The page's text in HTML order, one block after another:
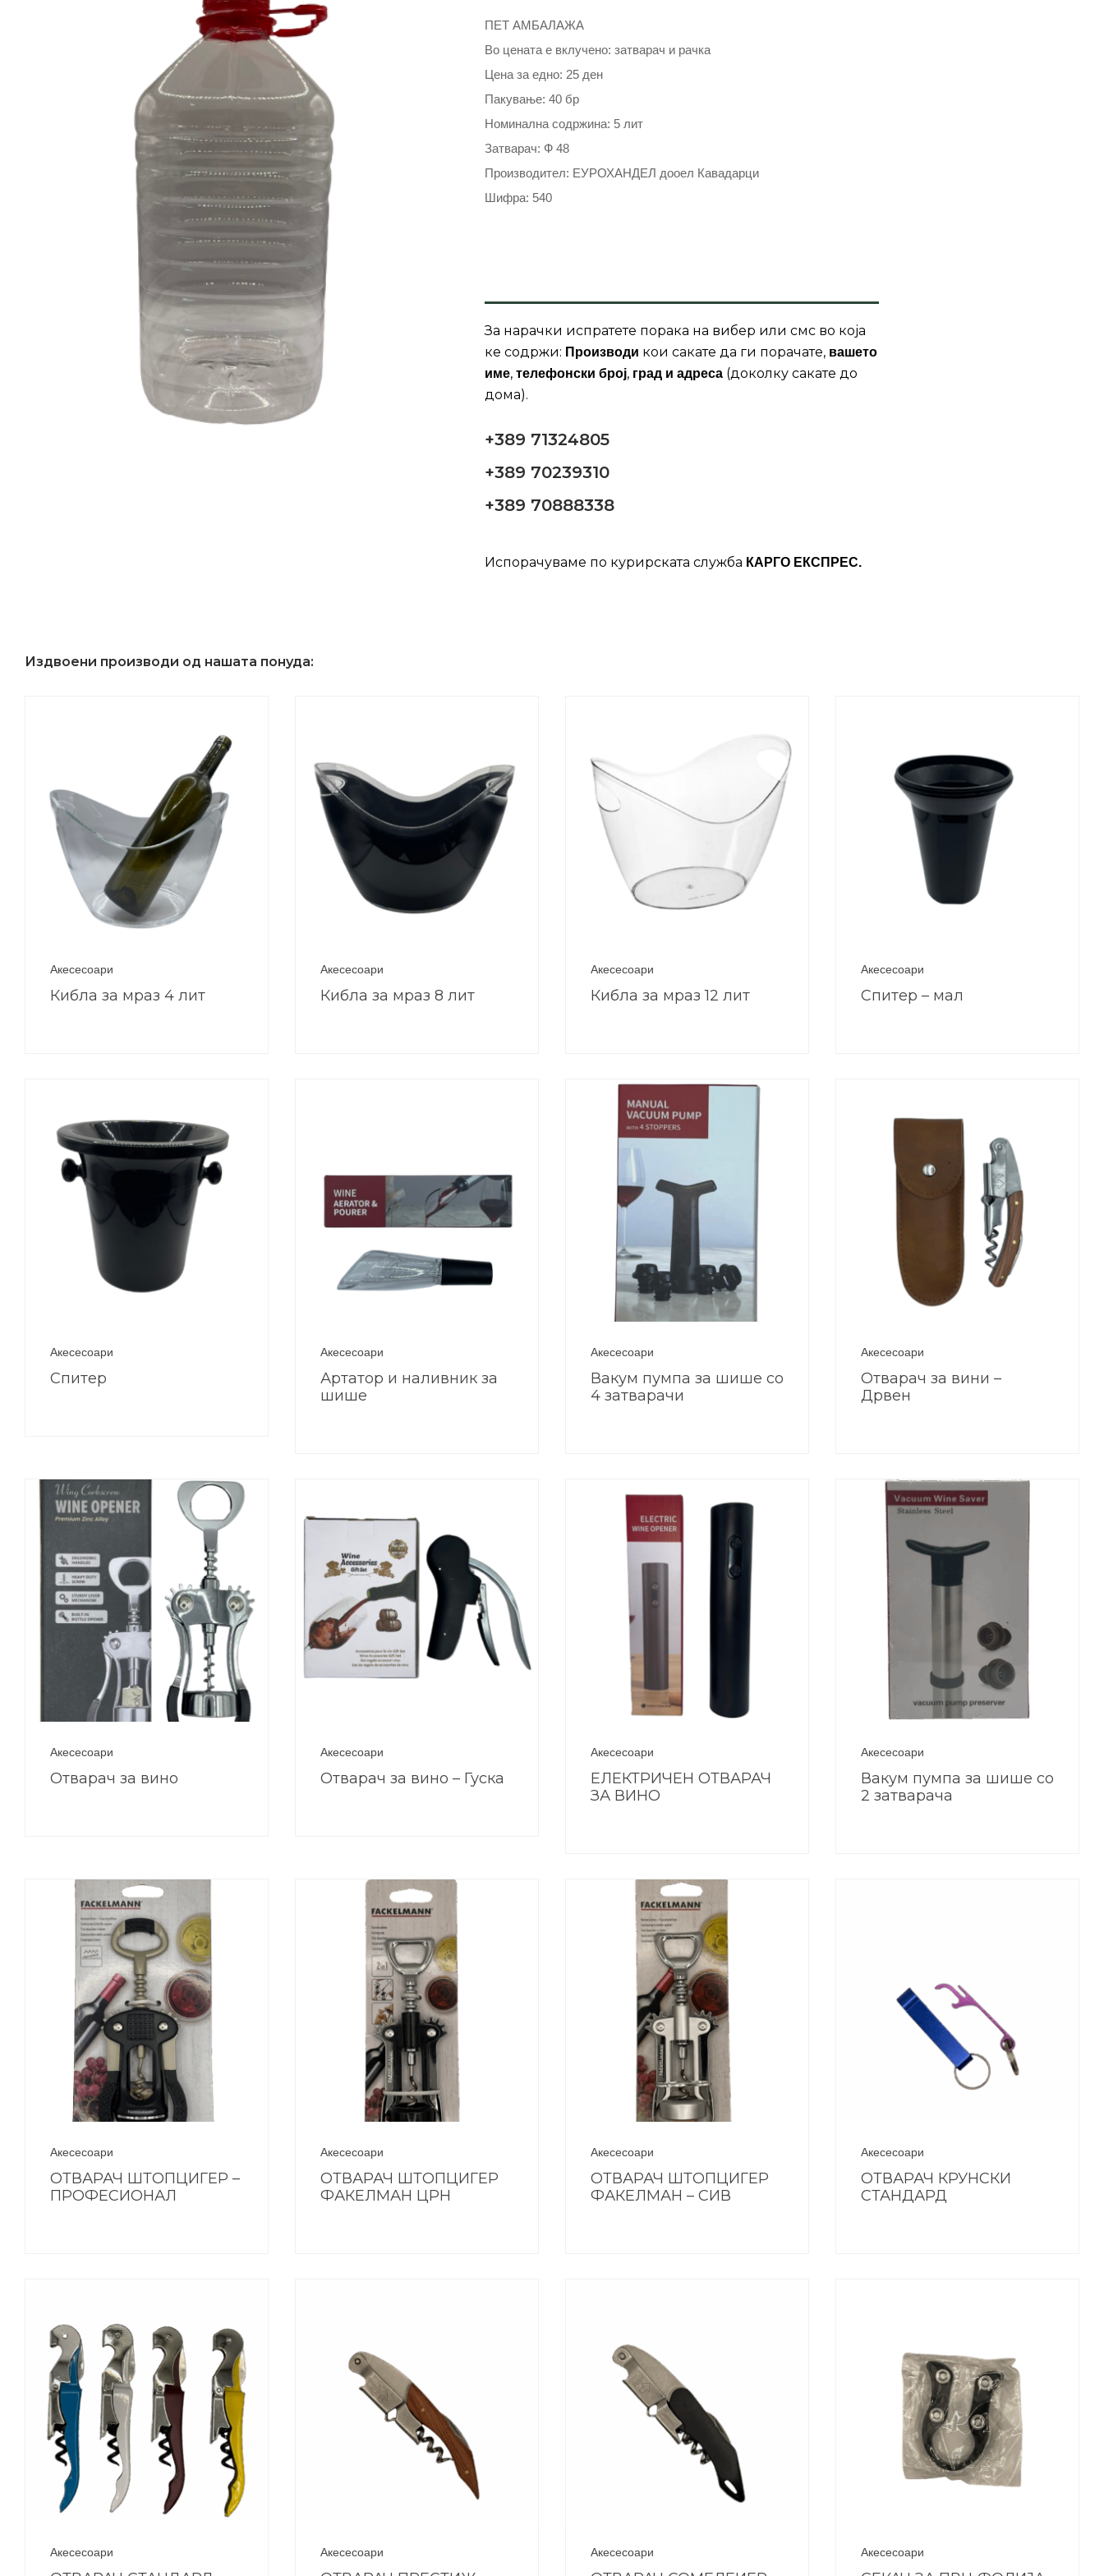
ПЕТ АМБАЛАЖА
Во цената е вклучено: затварач и рачка
Цена за едно: 25 ден
Пакување: 40 бр
Номинална содржина: 5 лит
Затварач: Ф 48
Производител: ЕУРОХАНДЕЛ дооел Кавадарци
Шифра: 540
За нарачки испратете порака на вибер или смс во која
ке содржи: Производи кои сакате да ги порачате, вашето
име, телефонски број, град и адреса (доколку сакате до
дома).
+389 71324805
+389 70239310
+389 70888338
Испорачуваме по курирската служба КАРГО ЕКСПРЕС.
Издвоени производи од нашата понуда:
Акесесоари
Кибла за мраз 4 лит
Акесесоари
Кибла за мраз 8 лит
Акесесоари
Кибла за мраз 12 лит
Акесесоари
Спитер – мал
Акесесоари
Спитер
Акесесоари
Артатор и наливник за
шише
Акесесоари
Вакум пумпа за шише со
4 затварачи
Акесесоари
Отварач за вини –
Дрвен
Акесесоари
Отварач за вино
Акесесоари
Отварач за вино – Гуска
Акесесоари
ЕЛЕКТРИЧЕН ОТВАРАЧ
ЗА ВИНО
Акесесоари
Вакум пумпа за шише со
2 затварача
Акесесоари
ОТВАРАЧ ШТОПЦИГЕР –
ПРОФЕСИОНАЛ
Акесесоари
ОТВАРАЧ ШТОПЦИГЕР
ФАКЕЛМАН ЦРН
Акесесоари
ОТВАРАЧ ШТОПЦИГЕР
ФАКЕЛМАН – СИВ
Акесесоари
ОТВАРАЧ КРУНСКИ
СТАНДАРД
Акесесоари Акесесоари Акесесоари Акесесоари